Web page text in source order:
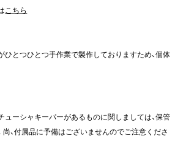
こちら
ひとつひとつ手作業で製作しておりますため、個体
ューシャキーパーがあるものに関しましては、保管
、付属品に予備はございませんのでご注意くださ